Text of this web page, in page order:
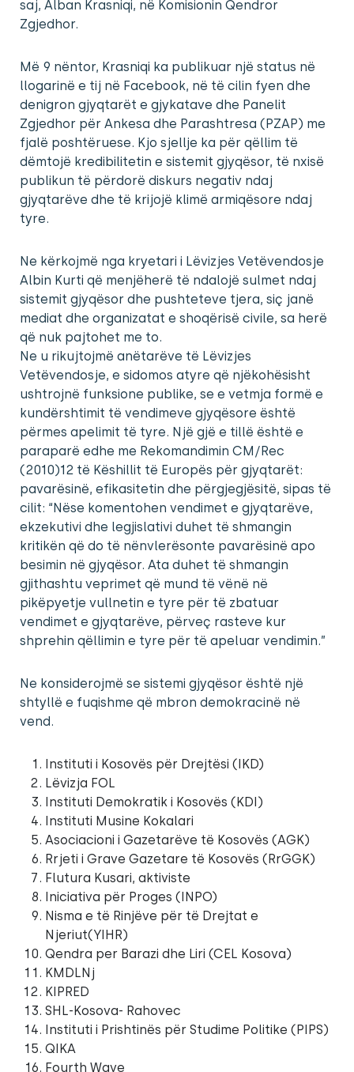
saj, Alban Krasniqi, në Komisionin Qendror
Zgjedhor.
Më 9 nëntor, Krasniqi ka publikuar një status në
llogarinë e tij në Facebook, në të cilin fyen dhe
denigron gjyqtarët e gjykatave dhe Panelit
Zgjedhor për Ankesa dhe Parashtresa (PZAP) me
fjalë poshtëruese. Kjo sjellje ka për qëllim të
dëmtojë kredibilitetin e sistemit gjyqësor, të nxisë
publikun të përdorë diskurs negativ ndaj
gjyqtarëve dhe të krijojë klimë armiqësore ndaj
tyre.
Ne kërkojmë nga kryetari i Lëvizjes Vetëvendosje
Albin Kurti që menjëherë të ndalojë sulmet ndaj
sistemit gjyqësor dhe pushteteve tjera, siç janë
mediat dhe organizatat e shoqërisë civile, sa herë
që nuk pajtohet me to.
Ne u rikujtojmë anëtarëve të Lëvizjes
Vetëvendosje, e sidomos atyre që njëkohësisht
ushtrojnë funksione publike, se e vetmja formë e
kundërshtimit të vendimeve gjyqësore është
përmes apelimit të tyre. Një gjë e tillë është e
paraparë edhe me Rekomandimin CM/Rec
(2010)12 të Këshillit të Europës për gjyqtarët:
pavarësinë, efikasitetin dhe përgjegjësitë, sipas të
cilit: “Nëse komentohen vendimet e gjyqtarëve,
ekzekutivi dhe legjislativi duhet të shmangin
kritikën që do të nënvlerësonte pavarësinë apo
besimin në gjyqësor. Ata duhet të shmangin
gjithashtu veprimet që mund të vënë në
pikëpyetje vullnetin e tyre për të zbatuar
vendimet e gjyqtarëve, përveç rasteve kur
shprehin qëllimin e tyre për të apeluar vendimin.”
Ne konsiderojmë se sistemi gjyqësor është një
shtyllë e fuqishme që mbron demokracinë në
vend.
Instituti i Kosovës për Drejtësi (IKD)
Lëvizja FOL
Instituti Demokratik i Kosovës (KDI)
Instituti Musine Kokalari
Asociacioni i Gazetarëve të Kosovës (AGK)
Rrjeti i Grave Gazetare të Kosovës (RrGGK)
Flutura Kusari, aktiviste
Iniciativa për Proges (INPO)
Nisma e të Rinjëve për të Drejtat e
Njeriut(YIHR)
Qendra per Barazi dhe Liri (CEL Kosova)
KMDLNj
KIPRED
SHL-Kosova- Rahovec
Instituti i Prishtinës për Studime Politike (PIPS)
QIKA
Fourth Wave